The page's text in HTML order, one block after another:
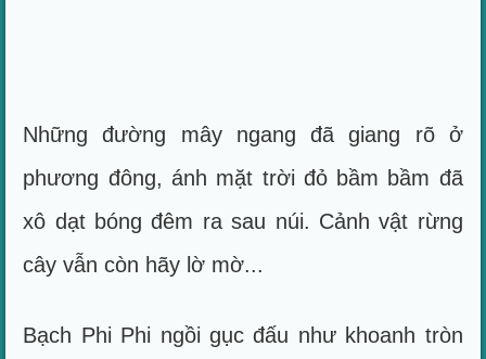
Những đường mây ngang đã giang rõ ở
phương đông, ánh mặt trời đỏ bầm bầm đã
xô dạt bóng đêm ra sau núi. Cảnh vật rừng
cây vẫn còn hãy lờ mờ...
Bạch Phi Phi ngồi gục đấu như khoanh tròn